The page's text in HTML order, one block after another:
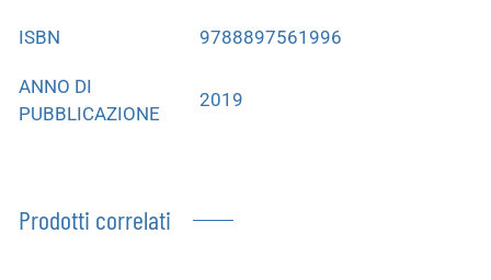
ISBN 9788897561996
ANNO DI
PUBBLICAZIONE
2019
Prodotti correlati